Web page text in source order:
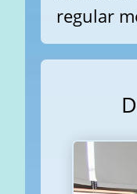
regular